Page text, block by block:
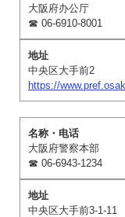
大阪府办公厅
☎ 06-6910-8001
中央区大手前2
https://
大阪府警察本部
☎ 06-6943-1234
中央区大手前3-1-11